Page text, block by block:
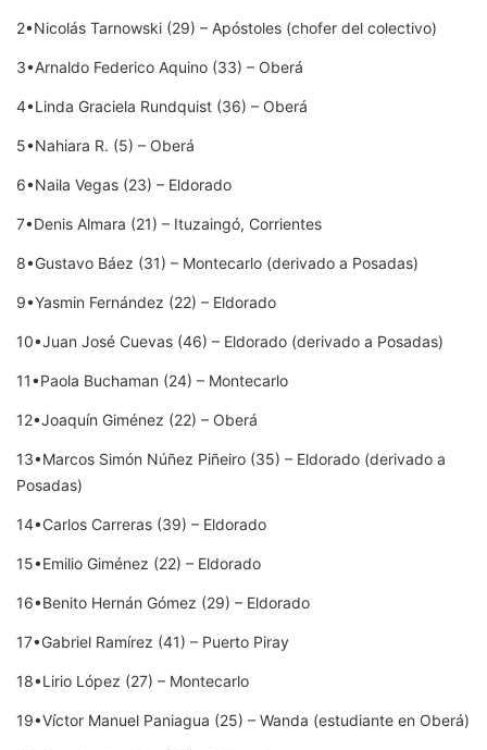
2•Nicolás Tarnowski (29) – Apóstoles (chofer del colectivo)
3•Arnaldo Federico Aquino (33) – Oberá
4•Linda Graciela Rundquist (36) – Oberá
5•Nahiara R. (5) – Oberá
6•Naila Vegas (23) – Eldorado
7•Denis Almara (21) – Ituzaingó, Corrientes
8•Gustavo Báez (31) – Montecarlo (derivado a Posadas)
9•Yasmin Fernández (22) – Eldorado
10•Juan José Cuevas (46) – Eldorado (derivado a Posadas)
11•Paola Buchaman (24) – Montecarlo
12•Joaquín Giménez (22) – Oberá
13•Marcos Simón Núñez Piñeiro (35) – Eldorado (derivado a
Posadas)
14•Carlos Carreras (39) – Eldorado
15•Emilio Giménez (22) – Eldorado
16•Benito Hernán Gómez (29) – Eldorado
17•Gabriel Ramírez (41) – Puerto Piray
18•Lirio López (27) – Montecarlo
19•Víctor Manuel Paniagua (25) – Wanda (estudiante en Oberá)